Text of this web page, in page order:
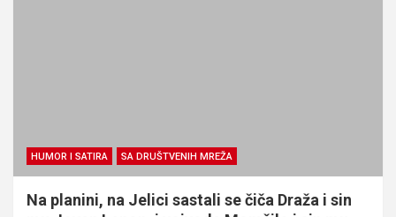
HUMOR I SATIRA SA DRUŠTVENIH MREŽA
Na planini, na Jelici sastali se čiča Draža i sin